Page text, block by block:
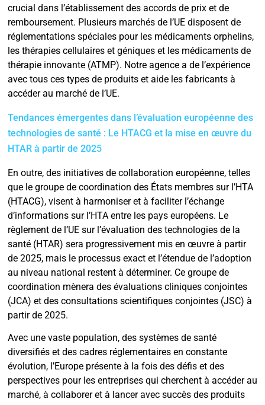
crucial dans l’établissement des accords de prix et de
remboursement. Plusieurs marchés de l’UE disposent de
réglementations spéciales pour les médicaments orphelins,
les thérapies cellulaires et géniques et les médicaments de
thérapie innovante (ATMP). Notre agence a de l’expérience
avec tous ces types de produits et aide les fabricants à
accéder au marché de l’UE.
Tendances émergentes dans l’évaluation européenne des
technologies de santé : Le HTACG et la mise en œuvre du
HTAR à partir de 2025
En outre, des initiatives de collaboration européenne, telles
que le groupe de coordination des États membres sur l’HTA
(HTACG), visent à harmoniser et à faciliter l’échange
d’informations sur l’HTA entre les pays européens. Le
règlement de l’UE sur l’évaluation des technologies de la
santé (HTAR) sera progressivement mis en œuvre à partir
de 2025, mais le processus exact et l’étendue de l’adoption
au niveau national restent à déterminer. Ce groupe de
coordination mènera des évaluations cliniques conjointes
(JCA) et des consultations scientifiques conjointes (JSC) à
partir de 2025.
Avec une vaste population, des systèmes de santé
diversifiés et des cadres réglementaires en constante
évolution, l’Europe présente à la fois des défis et des
perspectives pour les entreprises qui cherchent à accéder au
marché, à collaborer et à lancer avec succès des produits